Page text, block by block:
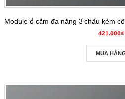
421.000₫
MUA HÀNG